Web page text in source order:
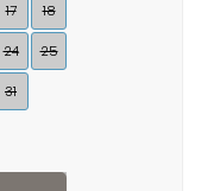
17 18
24 25
31